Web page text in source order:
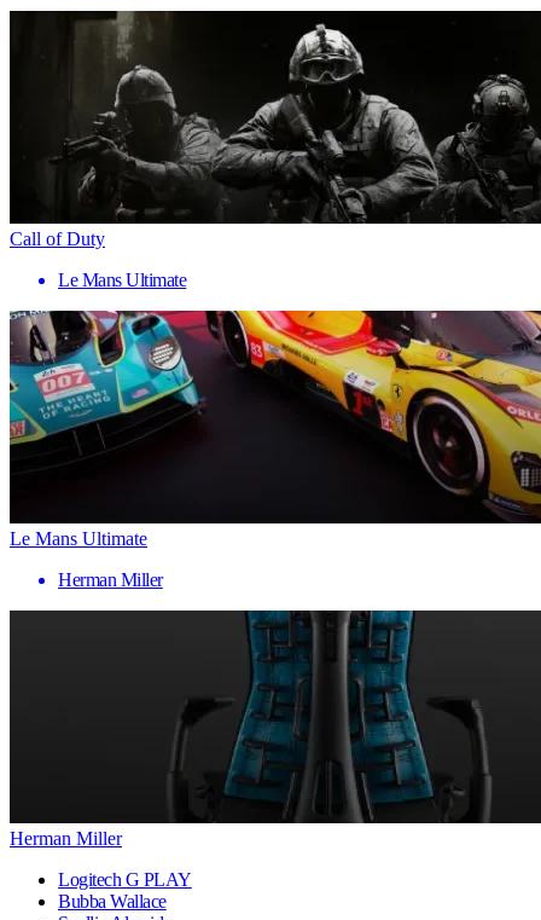
Call of Duty
Le Mans Ultimate
Le Mans Ultimate
Herman Miller
Herman Miller
Logitech G PLAY
Bubba Wallace